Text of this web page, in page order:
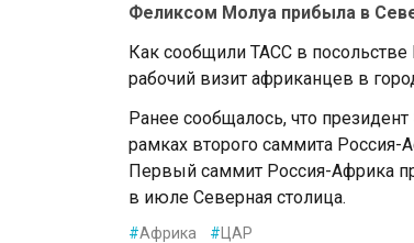
Феликсом Молуа прибыла в
Как сообщили ТАСС в
рабочий визит африканцев в
Ранее сообщалось, что
рамках второго саммита Россия-
Первый саммит Россия-Африка
в июле Северная столица.
#Африка # ЦАР